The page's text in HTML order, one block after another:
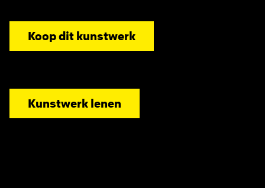
Koop dit kunstwerk
Kunstwerk lenen